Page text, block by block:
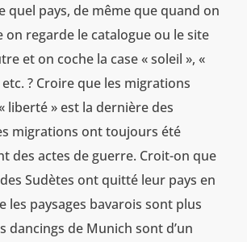
quel pays, de même que quand on
on regarde le catalogue ou le site
et on coche la case « soleil », «
? Croire que les migrations
liberté » est la dernière des
migrations ont toujours été
des actes de guerre. Croit-on que
Sudètes ont quitté leur pays en
les paysages bavarois sont plus
dancings de Munich sont d’un